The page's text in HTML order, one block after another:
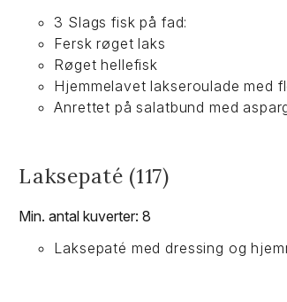
3 Slags fisk på fad:
Fersk røget laks
Røget hellefisk
Hjemmelavet lakseroulade med
Anrettet på salatbund med
Laksepaté (117)
Min. antal kuverter: 8
Laksepaté med dressing og